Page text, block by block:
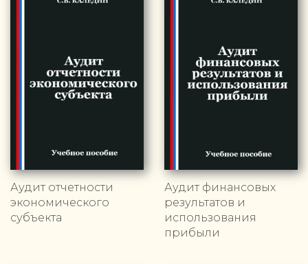
Аудит отчетности
экономического
субъекта
Аудит финансовых
результатов и
использования
прибыли